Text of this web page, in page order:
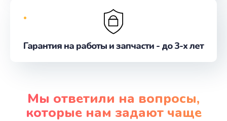
Гарантия на работы и запчасти - до 3-х лет
Мы ответили на вопросы,
которые нам задают чаще